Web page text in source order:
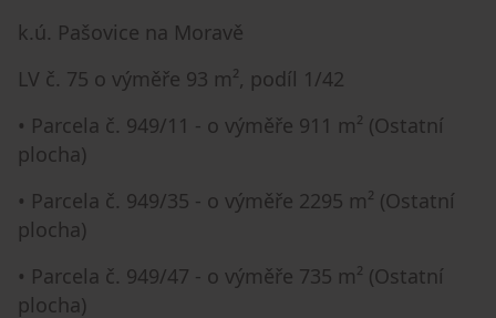
k.ú. Pašovice na Moravě
LV č. 75 o výměře 93 m², podíl 1/42
• Parcela č. 949/11 - o výměře 911 m² (Ostatní
plocha)
• Parcela č. 949/35 - o výměře 2295 m² (Ostatní
plocha)
• Parcela č. 949/47 - o výměře 735 m² (Ostatní
plocha)